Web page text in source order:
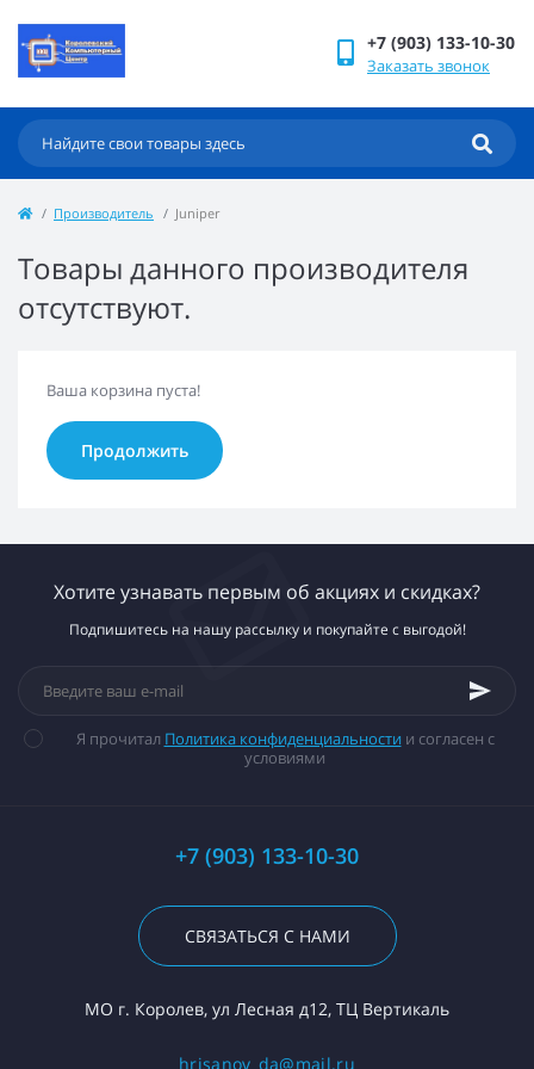
+7 (903) 133-10-30
Заказать звонок
Производитель Juniper
Товары данного производителя
отсутствуют.
Ваша корзина пуста!
Продолжить
Хотите узнавать первым об акциях и скидках?
Подпишитесь на нашу рассылку и покупайте с выгодой!
Я прочитал Политика конфиденциальности и согласен с
условиями
+7 (903) 133-10-30
СВЯЗАТЬСЯ С НАМИ
МО г. Королев, ул Лесная д12, ТЦ Вертикаль
hrisanov_da@mail.ru